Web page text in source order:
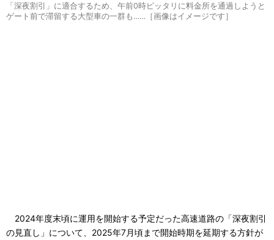
「深夜割引」に適合するため、午前0時ピッタリに料金所を通過しようと
ゲート前で滞留する大型車の一群も……［画像はイメージです］
2024年度末頃に運用を開始する予定だった高速道路の「深夜割引
の見直し」について、2025年7月頃まで開始時期を延期する方針が